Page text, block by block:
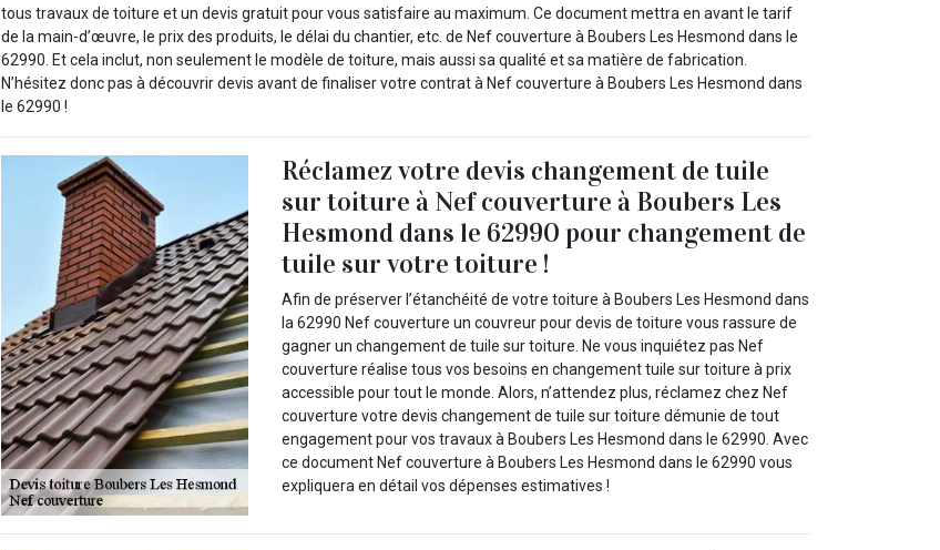
tous travaux de toiture et un devis gratuit pour vous satisfaire au maximum. Ce document mettra en avant le tarif
de la main-d’œuvre, le prix des produits, le délai du chantier, etc. de Nef couverture à Boubers Les Hesmond dans le
62990. Et cela inclut, non seulement le modèle de toiture, mais aussi sa qualité et sa matière de fabrication.
N’hésitez donc pas à découvrir devis avant de finaliser votre contrat à Nef couverture à Boubers Les Hesmond dans
le 62990 !
Réclamez votre devis changement de tuile
sur toiture à Nef couverture à Boubers Les
Hesmond dans le 62990 pour changement de
tuile sur votre toiture !
Afin de préserver l’étanchéité de votre toiture à Boubers Les Hesmond dans
la 62990 Nef couverture un couvreur pour devis de toiture vous rassure de
gagner un changement de tuile sur toiture. Ne vous inquiétez pas Nef
couverture réalise tous vos besoins en changement tuile sur toiture à prix
accessible pour tout le monde. Alors, n’attendez plus, réclamez chez Nef
couverture votre devis changement de tuile sur toiture démunie de tout
engagement pour vos travaux à Boubers Les Hesmond dans le 62990. Avec
ce document Nef couverture à Boubers Les Hesmond dans le 62990 vous
expliquera en détail vos dépenses estimatives !